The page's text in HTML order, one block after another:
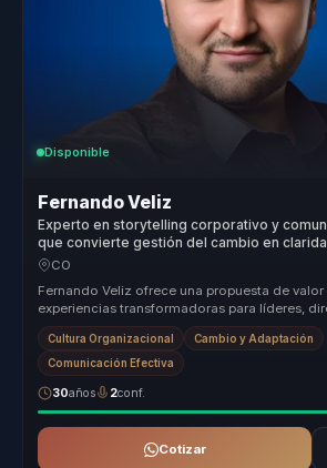
Disponible
Fernando Veliz
Experto en storytelling corporativo y
que convierte gestión del cambio en
cultura para líderes y equipos.
CO
Fernando Veliz ofrece una propuesta de
experiencias transformadoras para líderes,
responsables de e...
Cultura Organizacional Cambio y Adaptación
Comunicación Efectiva
30años 2conf.
Cotizar